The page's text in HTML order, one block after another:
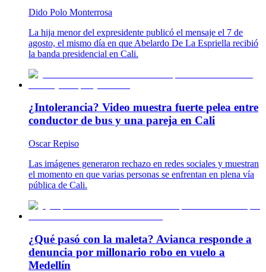
Dido Polo Monterrosa
La hija menor del expresidente publicó el mensaje el 7 de
agosto, el mismo día en que Abelardo De La Espriella recibió
la banda presidencial en Cali.
¿Intolerancia? Video muestra fuerte pelea entre
conductor de bus y una pareja en Cali
Oscar Repiso
Las imágenes generaron rechazo en redes sociales y muestran
el momento en que varias personas se enfrentan en plena vía
pública de Cali.
¿Qué pasó con la maleta? Avianca responde a
denuncia por millonario robo en vuelo a
Medellín